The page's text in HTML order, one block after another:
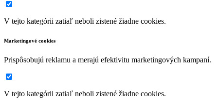
V tejto kategórii zatiaľ neboli zistené žiadne cookies.
Marketingové cookies
Prispôsobujú reklamu a merajú efektivitu marketingových kampaní.
V tejto kategórii zatiaľ neboli zistené žiadne cookies.